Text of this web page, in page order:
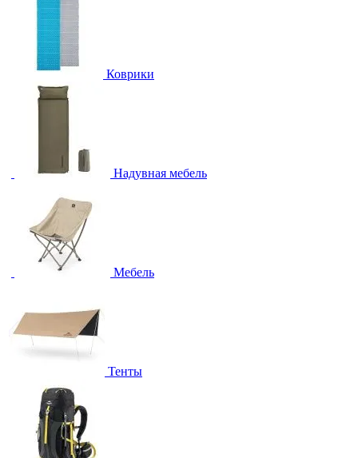
Коврики
Надувная мебель
Мебель
Тенты